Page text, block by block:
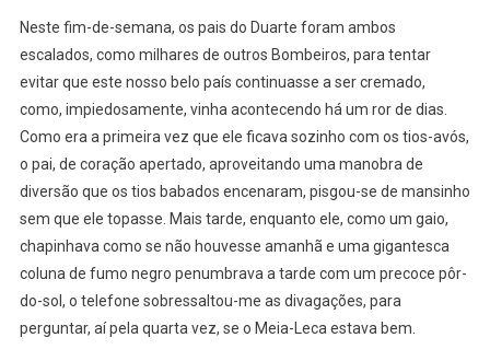
Neste fim-de-semana, os pais do Duarte foram ambos
escalados, como milhares de outros Bombeiros, para tentar
evitar que este nosso belo país continuasse a ser cremado,
como, impiedosamente, vinha acontecendo há um ror de dias.
Como era a primeira vez que ele ficava sozinho com os tios-avós,
o pai, de coração apertado, aproveitando uma manobra de
diversão que os tios babados encenaram, pisgou-se de mansinho
sem que ele topasse. Mais tarde, enquanto ele, como um gaio,
chapinhava como se não houvesse amanhã e uma gigantesca
coluna de fumo negro penumbrava a tarde com um precoce pôr-
do-sol, o telefone sobressaltou-me as divagações, para
perguntar, aí pela quarta vez, se o Meia-Leca estava bem.